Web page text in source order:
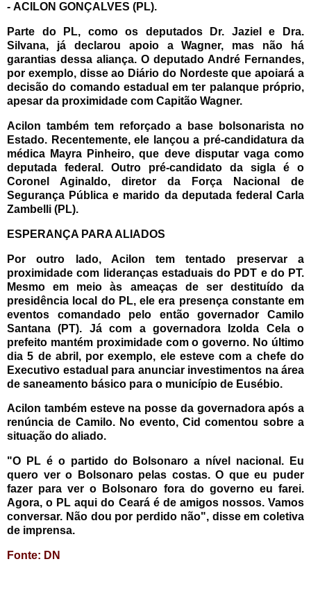
- ACILON GONÇALVES (PL).
Parte do PL, como os deputados Dr. Jaziel e Dra.
Silvana, já declarou apoio a Wagner, mas não há
garantias dessa aliança. O deputado André Fernandes,
por exemplo, disse ao Diário do Nordeste que apoiará a
decisão do comando estadual em ter palanque próprio,
apesar da proximidade com Capitão Wagner.
Acilon também tem reforçado a base bolsonarista no
Estado. Recentemente, ele lançou a pré-candidatura da
médica Mayra Pinheiro, que deve disputar vaga como
deputada federal. Outro pré-candidato da sigla é o
Coronel Aginaldo, diretor da Força Nacional de
Segurança Pública e marido da deputada federal Carla
Zambelli (PL).
ESPERANÇA PARA ALIADOS
Por outro lado, Acilon tem tentado preservar a
proximidade com lideranças estaduais do PDT e do PT.
Mesmo em meio às ameaças de ser destituído da
presidência local do PL, ele era presença constante em
eventos comandado pelo então governador Camilo
Santana (PT). Já com a governadora Izolda Cela o
prefeito mantém proximidade com o governo. No último
dia 5 de abril, por exemplo, ele esteve com a chefe do
Executivo estadual para anunciar investimentos na área
de saneamento básico para o município de Eusébio.
Acilon também esteve na posse da governadora após a
renúncia de Camilo. No evento, Cid comentou sobre a
situação do aliado.
"O PL é o partido do Bolsonaro a nível nacional. Eu
quero ver o Bolsonaro pelas costas. O que eu puder
fazer para ver o Bolsonaro fora do governo eu farei.
Agora, o PL aqui do Ceará é de amigos nossos. Vamos
conversar. Não dou por perdido não", disse em coletiva
de imprensa.
Fonte: DN